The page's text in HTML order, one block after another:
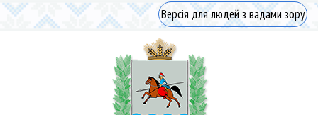
Версія для людей з вадами зору